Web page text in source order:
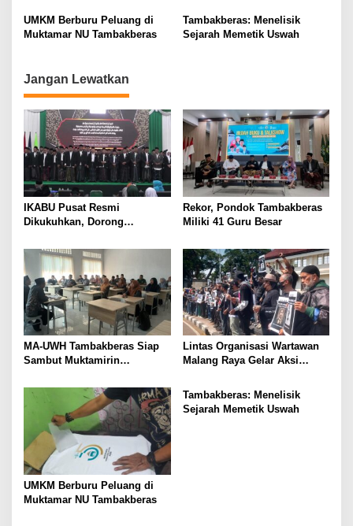
o
Ireng”
UMKM Berburu Peluang di
Muktamar NU Tambakberas
Tambakberas: Menelisik
Sejarah Memetik Uswah
Jangan Lewatkan
IKABU Pusat Resmi
Dikukuhkan, Dorong
Alumni
Rekor, Pondok Tambakberas
Miliki 41 Guru Besar
MA-UWH Tambakberas Siap
Sambut Muktamirin
Lintas Organisasi Wartawan
Malang Raya Gelar Aksi
Ireng”
UMKM Berburu Peluang di
Muktamar NU Tambakberas
Tambakberas: Menelisik
Sejarah Memetik Uswah